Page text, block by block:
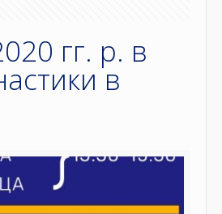
гг. р. в
в